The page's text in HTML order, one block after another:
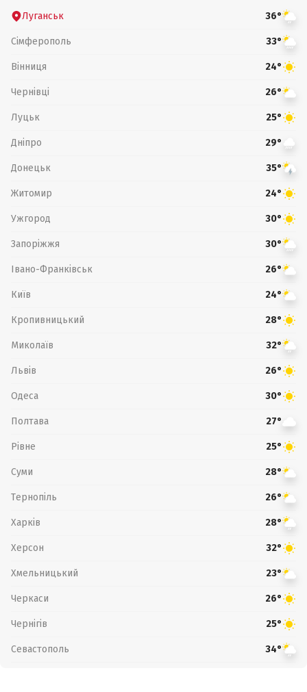
Луганськ 36°
Сімферополь 33°
Вінниця 24°
Чернівці 26°
Луцьк 25°
Дніпро 29°
Донецьк 35°
Житомир 24°
Ужгород 30°
Запоріжжя 30°
Івано-Франківськ 26°
Київ 24°
Кропивницький 28°
Миколаїв 32°
Львів 26°
Одеса 30°
Полтава 27°
Рівне 25°
Суми 28°
Тернопіль 26°
Харків 28°
Херсон 32°
Хмельницький 23°
Черкаси 26°
Чернігів 25°
Севастополь 34°